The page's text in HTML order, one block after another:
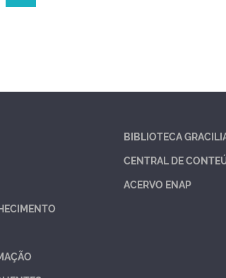
BIBLIOTECA
CENTRAL DE
ACERVO ENAP